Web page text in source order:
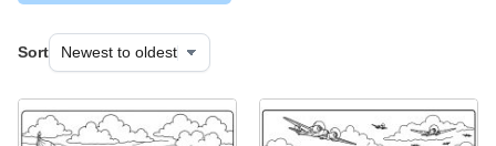
Sort